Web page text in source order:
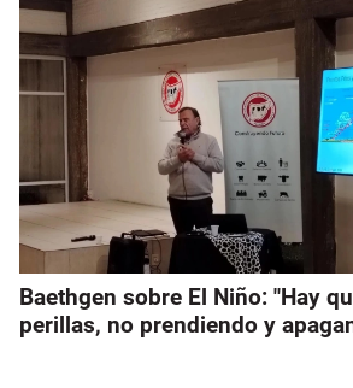
Baethgen sobre El Niño: "Hay
perillas, no prendiendo y